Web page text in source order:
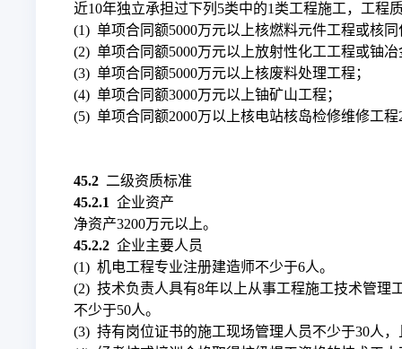
近10年独立承担过下列5类中的1类工程施工，工程
(1) 单项合同额5000万元以上核燃料元件工程或核
(2) 单项合同额5000万元以上放射性化工工程或铀
(3) 单项合同额5000万元以上核废料处理工程；
(4) 单项合同额3000万元以上铀矿山工程；
(5) 单项合同额2000万以上核电站核岛检修维修工程
45.2 二级资质标准
45.2.1 企业资产
净资产3200万元以上。
45.2.2 企业主要人员
(1) 机电工程专业注册建造师不少于6人。
(2) 技术负责人具有8年以上从事工程施工技术管理
不少于50人。
(3) 持有岗位证书的施工现场管理人员不少于30人